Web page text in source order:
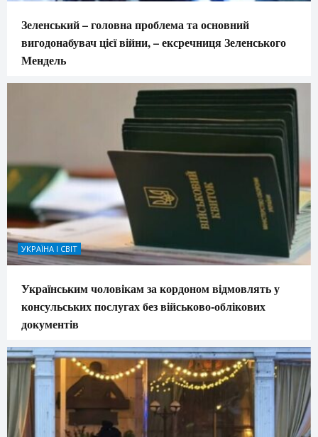
Зеленський – головна проблема та основний
вигодонабувач цієї війни, – ексречниця Зеленського
Мендель
УКРАЇНА І СВІТ
Українським чоловікам за кордоном відмовлять у
консульських послугах без військово-облікових
документів